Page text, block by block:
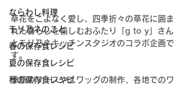
ならわし料理
モリ乃ネのこと
春の保存食レシピ
夏の保存食レシピ
秋の保存食レシピ
草花をこよなく愛し、四季折々の草花に囲ま
れた暮らしを愉しむおふたり「g to y」さん
とモリ乃ネキッチンスタジオのコラボ企画で
す。
季節のリースやスワッグの制作、各地でのワ